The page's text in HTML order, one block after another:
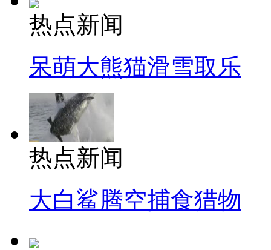
热点新闻
呆萌大熊猫滑雪取乐
热点新闻
大白鲨腾空捕食猎物